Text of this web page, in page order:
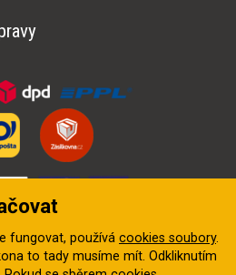
fungovat, používá cookies soubory.
to tady musíme mít. Odkliknutím